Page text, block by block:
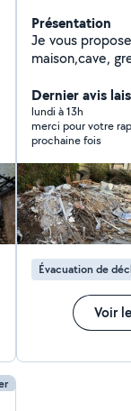
Présentation
Je vous
maison,cave,
terrassement
Dernier avis
lundi à 13h
merci pour votre
prochaine fois
Évacuation de
Voir